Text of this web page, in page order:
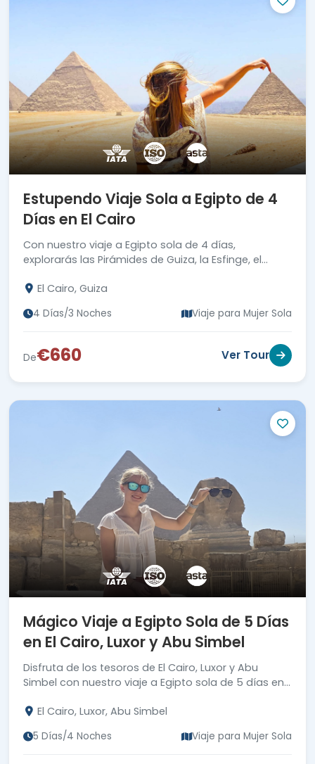
Estupendo Viaje Sola a Egipto de 4
Días en El Cairo
Con nuestro viaje a Egipto sola de 4 días,
explorarás las Pirámides de Guiza, la Esfinge, el
El Cairo, Guiza
4 Días/3 Noches Viaje para Mujer Sola
De€660 Ver Tour
Mágico Viaje a Egipto Sola de 5 Días
en El Cairo, Luxor y Abu Simbel
Disfruta de los tesoros de El Cairo, Luxor y Abu
Simbel con nuestro viaje a Egipto sola de 5 días en
El Cairo, Luxor, Abu Simbel
5 Días/4 Noches Viaje para Mujer Sola